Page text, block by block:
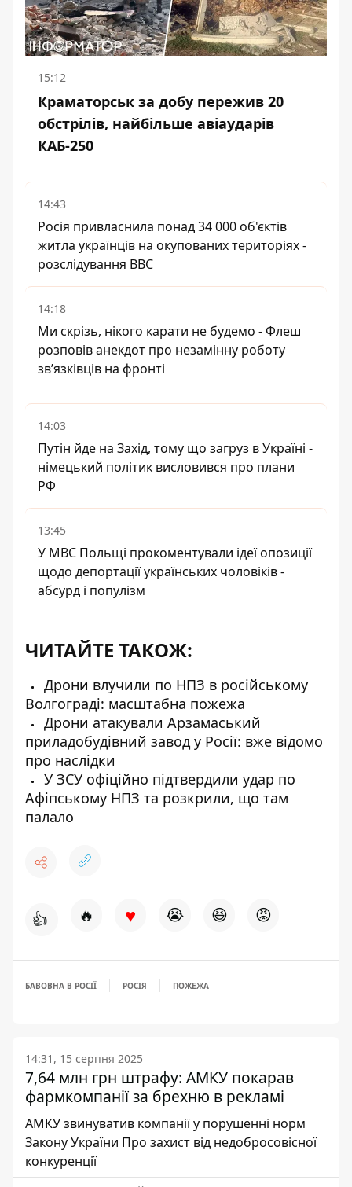
15:12
Краматорськ за добу пережив 20
обстрілів, найбільше авіаударів
КАБ-250
14:43
Росія привласнила понад 34 000 об'єктів
житла українців на окупованих територіях -
розслідування BBC
14:18
Ми скрізь, нікого карати не будемо - Флеш
розповів анекдот про незамінну роботу
зв’язківців на фронті
14:03
Путін йде на Захід, тому що загруз в Україні -
німецький політик висловився про плани
РФ
13:45
У МВС Польщі прокоментували ідеї опозиції
щодо депортації українських чоловіків -
абсурд і популізм
ЧИТАЙТЕ ТАКОЖ:
Дрони влучили по НПЗ в російському
Волгограді: масштабна пожежа
Дрони атакували Арзамаський
приладобудівний завод у Росії: вже відомо
про наслідки
У ЗСУ офіційно підтвердили удар по
Афіпському НПЗ та розкрили, що там
палало
👍 🔥 ♥ 😭 😆 😡
БАВОВНА В РОСІЇ РОСІЯ ПОЖЕЖА
14:31, 15 серпня 2025
7,64 млн грн штрафу: АМКУ покарав
фармкомпанії за брехню в рекламі
АМКУ звинуватив компанії у порушенні норм
Закону України Про захист від недобросовісної
конкуренції